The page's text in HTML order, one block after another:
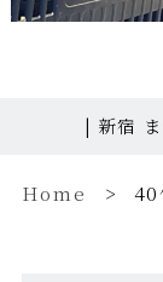
| 新宿
Home 40